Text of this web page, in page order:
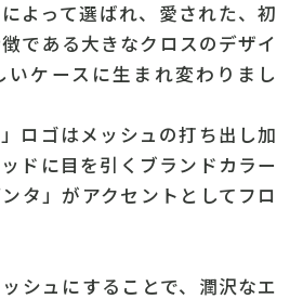
よって選ばれ、愛された、初
である大きなクロスのデザイ
いケースに生まれ変わりまし
ロゴはメッシュの打ち出し加
ドに目を引くブランドカラー
タ」がアクセントとしてフロ
シュにすることで、潤沢なエ